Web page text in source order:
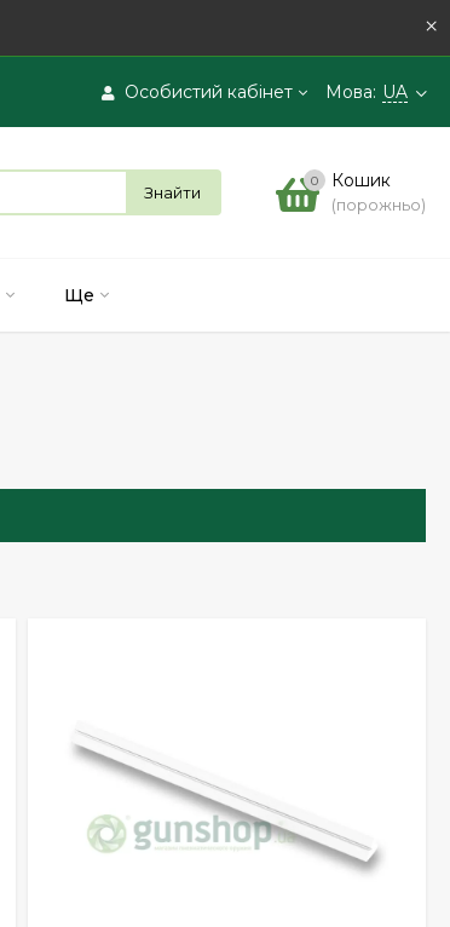
×
Особистий кабінет
Вхід
Реєстрація
Мова: UA
Знайти
0 Кошик
(порожньо)
Ще